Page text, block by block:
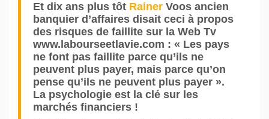
Et dix ans plus tôt Rainer Voos ancien
banquier d’affaires disait ceci à propos
des risques de faillite sur la Web Tv
www.labourseetlavie.com : « Les pays
ne font pas faillite parce qu’ils ne
peuvent plus payer, mais parce qu’on
pense qu’ils ne peuvent plus payer ».
La psychologie est la clé sur les
marchés financiers !